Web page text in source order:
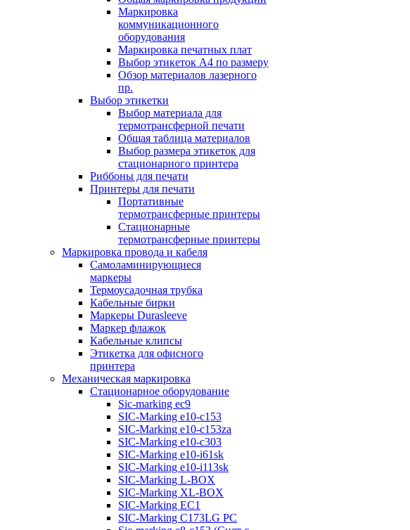
Маркировка
коммуникационного
оборудования
Маркировка печатных плат
Выбор этикеток А4 по размеру
Обзор материалов лазерного
пр.
Выбор этикетки
Выбор материала для
термотрансферной печати
Общая таблица материалов
Выбор размера этикеток для
стационарного принтера
Риббоны для печати
Принтеры для печати
Портативные
термотрансферные принтеры
Стационарные
термотрансферные принтеры
Маркировка провода и кабеля
Самоламинирующиеся
маркеры
Термоусадочная трубка
Кабельные бирки
Маркеры Durasleeve
Маркер флажок
Кабельные клипсы
Этикетка для офисного
принтера
Механическая маркировка
Стационарное оборудование
Sic-marking ec9
SIC-Marking e10-c153
SIC-Marking e10-c153za
SIC-Marking e10-c303
SIC-Marking e10-i61sk
SIC-Marking e10-i113sk
SIC-Marking L-BOX
SIC-Marking XL-BOX
SIC-Marking EC1
SIC-Marking C173LG PC